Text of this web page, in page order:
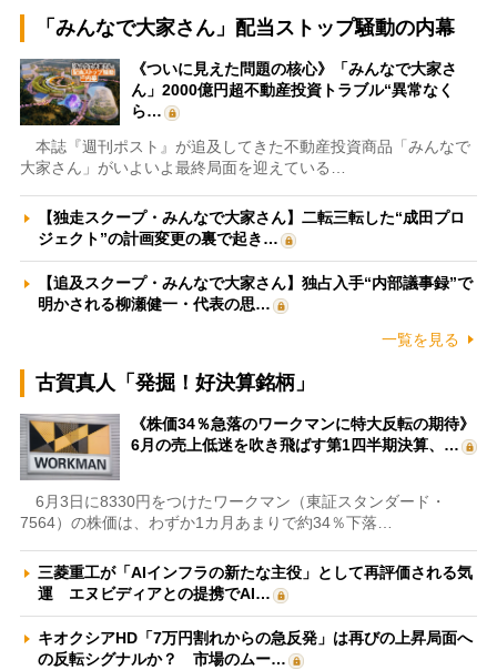
「みんなで大家さん」配当ストップ騒動の内幕
《ついに見えた問題の核心》「みんなで大家さ
ん」2000億円超不動産投資トラブル“異常なく
ら…
本誌『週刊ポスト』が追及してきた不動産投資商品「みんなで
大家さん」がいよいよ最終局面を迎えている…
【独走スクープ・みんなで大家さん】二転三転した“成田プロ
ジェクト”の計画変更の裏で起き…
【追及スクープ・みんなで大家さん】独占入手“内部議事録”で
明かされる柳瀬健一・代表の思…
一覧を見る
古賀真人「発掘！好決算銘柄」
《株価34％急落のワークマンに特大反転の期待》
6月の売上低迷を吹き飛ばす第1四半期決算、…
6月3日に8330円をつけたワークマン（東証スタンダード・
7564）の株価は、わずか1カ月あまりで約34％下落…
三菱重工が「AIインフラの新たな主役」として再評価される気
運 エヌビディアとの提携でAI…
キオクシアHD「7万円割れからの急反発」は再びの上昇局面へ
の反転シグナルか？ 市場のムー…